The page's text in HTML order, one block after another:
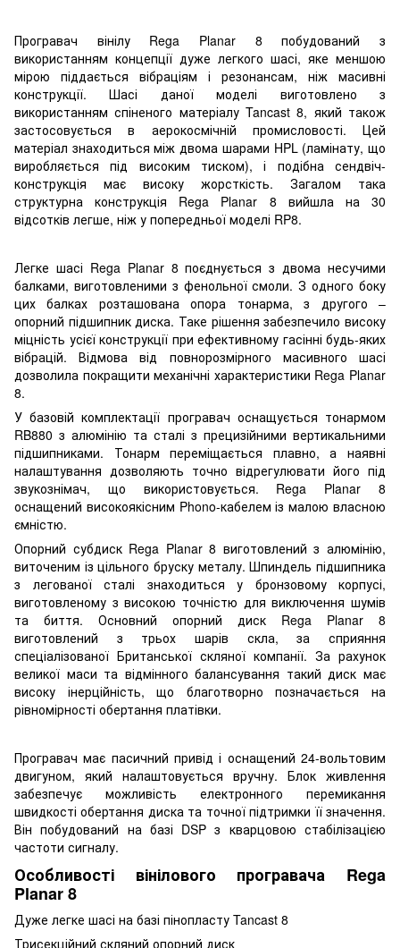
Програвач вінілу Rega Planar 8 побудований з
використанням концепції дуже легкого шасі, яке меншою
мірою піддається вібраціям і резонансам, ніж масивні
конструкції. Шасі даної моделі виготовлено з
використанням спіненого матеріалу Tancast 8, який також
застосовується в аерокосмічній промисловості. Цей
матеріал знаходиться між двома шарами HPL (ламінату, що
виробляється під високим тиском), і подібна сендвіч-
конструкція має високу жорсткість. Загалом така
структурна конструкція Rega Planar 8 вийшла на 30
відсотків легше, ніж у попередньої моделі RP8.
Легке шасі Rega Planar 8 поєднується з двома несучими
балками, виготовленими з фенольної смоли. З одного боку
цих балках розташована опора тонарма, з другого –
опорний підшипник диска. Таке рішення забезпечило високу
міцність усієї конструкції при ефективному гасінні будь-яких
вібрацій. Відмова від повнорозмірного масивного шасі
дозволила покращити механічні характеристики Rega Planar
8.
У базовій комплектації програвач оснащується тонармом
RB880 з алюмінію та сталі з прецизійними вертикальними
підшипниками. Тонарм переміщається плавно, а наявні
налаштування дозволяють точно відрегулювати його під
звукознімач, що використовується. Rega Planar 8
оснащений високоякісним Phono-кабелем із малою власною
ємністю.
Опорний субдиск Rega Planar 8 виготовлений з алюмінію,
виточеним із цільного бруску металу. Шпиндель підшипника
з легованої сталі знаходиться у бронзовому корпусі,
виготовленому з високою точністю для виключення шумів
та биття. Основний опорний диск Rega Planar 8
виготовлений з трьох шарів скла, за сприяння
спеціалізованої Британської скляної компанії. За рахунок
великої маси та відмінного балансування такий диск має
високу інерційність, що благотворно позначається на
рівномірності обертання платівки.
Програвач має пасичний привід і оснащений 24-вольтовим
двигуном, який налаштовується вручну. Блок живлення
забезпечує можливість електронного перемикання
швидкості обертання диска та точної підтримки її значення.
Він побудований на базі DSP з кварцовою стабілізацією
частоти сигналу.
Особливості вінілового програвача Rega
Planar 8
Дуже легке шасі на базі пінопласту Tancast 8
Трисекційний скляний опорний диск